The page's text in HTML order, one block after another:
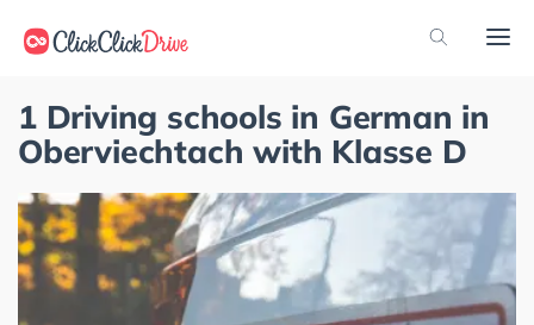
1 Driving schools in German in
Oberviechtach with Klasse D